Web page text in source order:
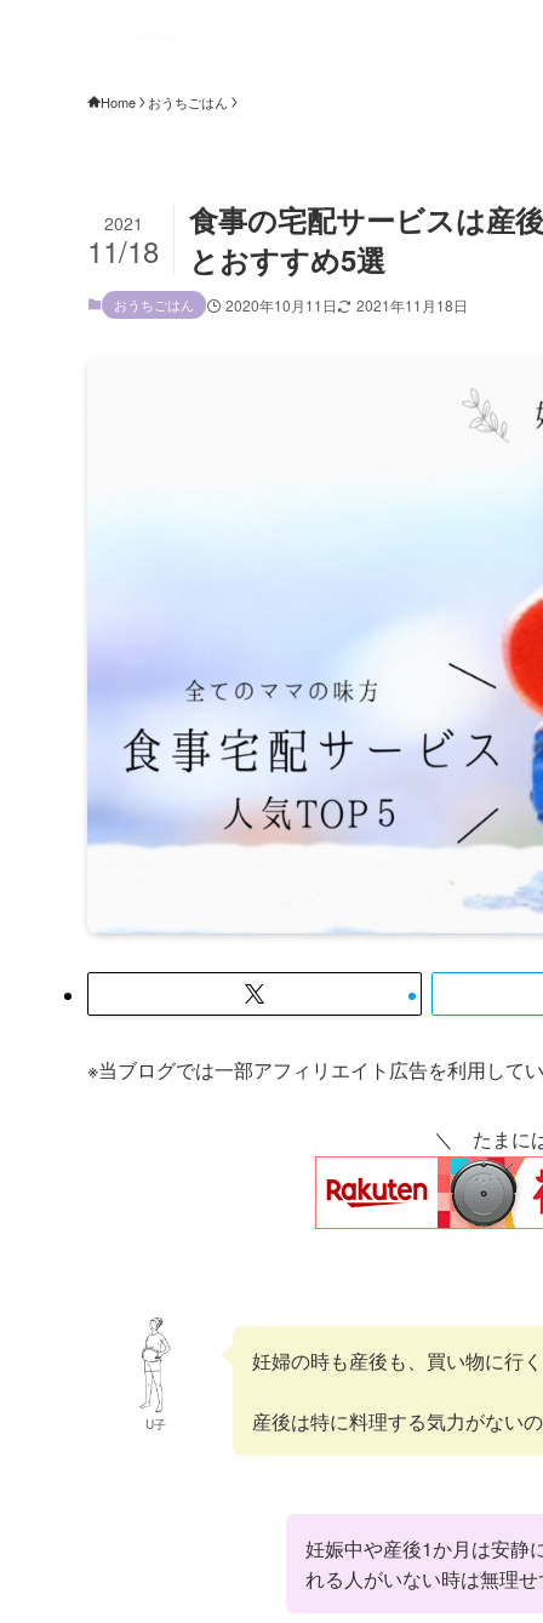
Home おうちごはん
食事の宅配サービスは産
とおすすめ5選
2021
11/18
おうちごはん 2020年10月11日 2021年11月18日
※当ブログでは一部アフィリエイト広告を利用して
＼ たまに
U子
妊婦の時も産後も、買い物に行
産後は特に料理する気力がない
妊娠中や産後1か月は安静
れる人がいない時は無理